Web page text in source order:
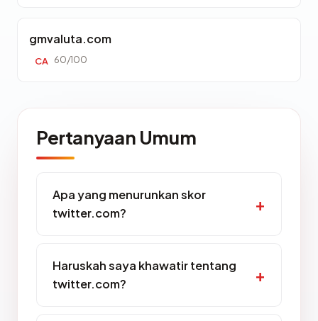
gmvaluta.com
CA 60/100
Pertanyaan Umum
Apa yang menurunkan skor
twitter.com?
Haruskah saya khawatir tentang
twitter.com?